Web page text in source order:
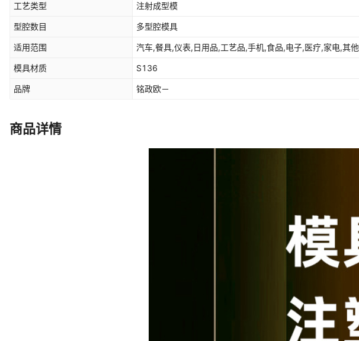
工艺类型 注射成型模
型腔数目 多型腔模具
适用范围 汽车,餐具,仪表,日用品,工艺品,手机,食品,电子,医疗,家电,其他
模具材质 S136
品牌 铭政欧－
商品详情